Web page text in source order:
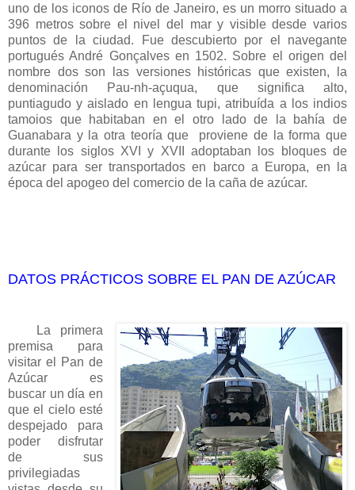
uno de los iconos de Río de Janeiro, es un morro situado a
396 metros sobre el nivel del mar y visible desde varios
puntos de la ciudad. Fue descubierto por el navegante
portugués André Gonçalves en 1502. Sobre el origen del
nombre dos son las versiones históricas que existen, la
denominación Pau-nh-açuqua, que significa alto,
puntiagudo y aislado en lengua tupi, atribuída a los indios
tamoios que habitaban en el otro lado de la bahía de
Guanabara y la otra teoría que proviene de la forma que
durante los siglos XVI y XVII adoptaban los bloques de
azúcar para ser transportados en barco a Europa, en la
época del apogeo del comercio de la caña de azúcar.
DATOS PRÁCTICOS SOBRE EL PAN DE AZÚCAR
La primera
premisa para
visitar el Pan de
Azúcar es
buscar un día en
que el cielo esté
despejado para
poder disfrutar
de sus
privilegiadas